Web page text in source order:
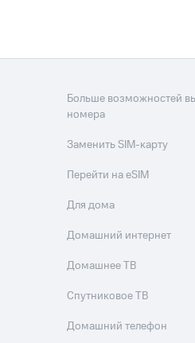
Больше возможностей
номера
Заменить SIM-карту
Перейти на eSIM
Для дома
Домашний интернет
Домашнее ТВ
Спутниковое ТВ
Домашний телефон